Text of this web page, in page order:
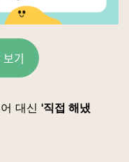
기
대신 '직접 해냈